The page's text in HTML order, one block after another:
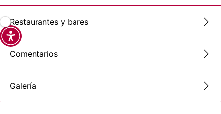
Restaurantes y bares
Comentarios
Galería